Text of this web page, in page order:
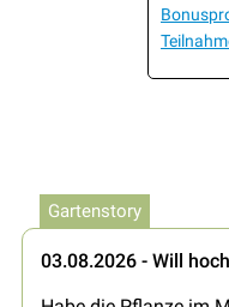
Gartenstory
03.08.2026 - Will